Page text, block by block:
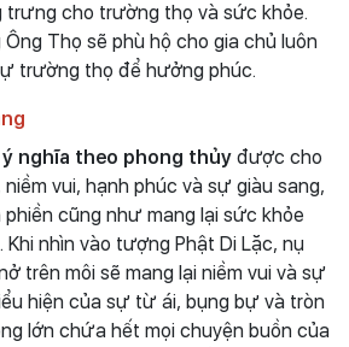
trưng cho trường thọ và sức khỏe.
Thọ sẽ phù hộ cho gia chủ luôn
trường thọ để hưởng phúc.
nghĩa theo phong thủy được cho
niềm vui, hạnh phúc và sự giàu sang,
cũng như mang lại sức khỏe
nhìn vào tượng Phật Di Lặc, nụ
trên môi sẽ mang lại niềm vui và sự
hiện của sự từ ái, bụng bự và tròn
lớn chứa hết mọi chuyện buồn của